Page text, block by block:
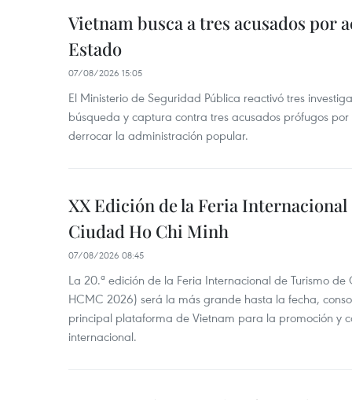
Vietnam busca a tres acusados por
Estado
07/08/2026 15:05
El Ministerio de Seguridad Pública reactivó tres
búsqueda y captura contra tres acusados prófugos
derrocar la administración popular.
XX Edición de la Feria
Ciudad Ho Chi Minh
07/08/2026 08:45
La 20.ª edición de la Feria Internacional de Turismo de
HCMC 2026) será la más grande hasta la fecha,
principal plataforma de Vietnam para la promoción y
internacional.